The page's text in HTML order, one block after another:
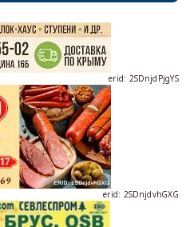
erid: 2SDnjdPjgYS
erid: 2SDnjdvhGXG